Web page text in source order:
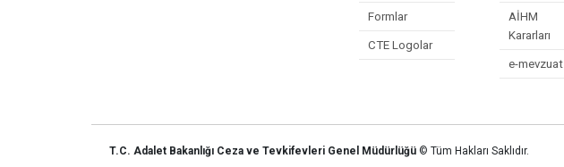
Formlar
CTE Logolar
AİHM
Kararları
e-mevzuat
T.C. Adalet Bakanlığı Ceza ve Tevkifevleri Genel Müdürlüğü © Tüm Hakları Saklıdır.